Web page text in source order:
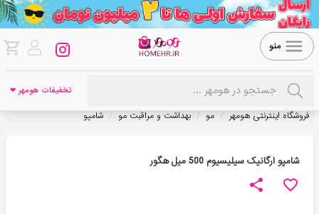
منو
تخفیفات هومهر ❤
فروشگاه اینترنتی هومهر / مو / بهداشت و مراقبت مو / شامپو
شامپو ارگانیک سیلیسیوم 500 میل هگور